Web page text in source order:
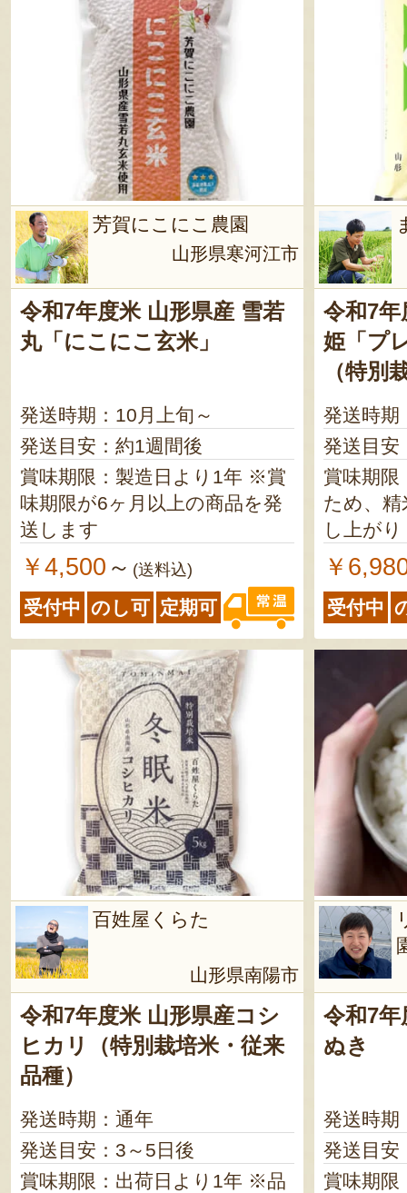
芳賀にこにこ農園
山形県寒河江市
令和7年度米 山形県産 雪若
丸「にこにこ玄米」
発送時期：10月上旬～
発送目安：約1週間後
賞味期限：製造日より1年 ※賞
味期限が6ヶ月以上の商品を発
送します
￥4,500 ～ (送料込)
受付中 のし可 定期可
令和7
姫「プ
（特別
発送時期
発送目安
賞味期限
ため、
し上が
￥
受付中
百姓屋くらた
山形県南陽市
令和7年度米 山形県産コシ
ヒカリ（特別栽培米・従来
品種）
発送時期：通年
発送目安：3～5日後
賞味期限：出荷日より1年 ※品
令和7
ぬき
発送時期
発送目安
賞味期限